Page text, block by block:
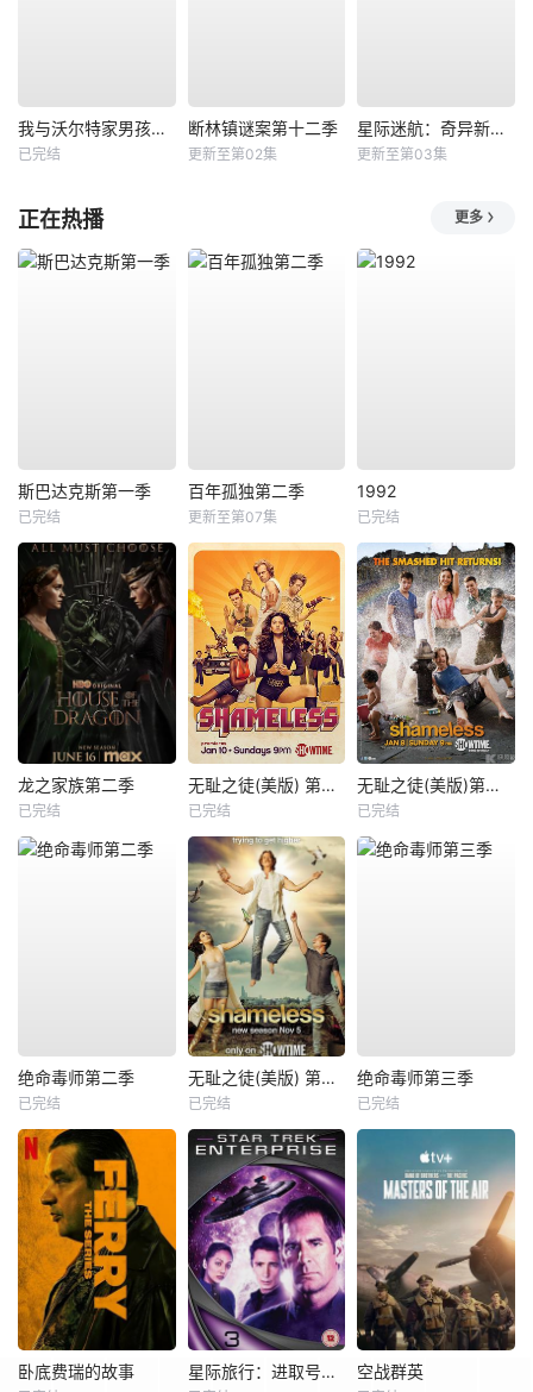
我与沃尔特家男孩的生活第三季
已完结
断林镇谜案第十二季
更新至第02集
星际迷航：奇异新世界第四季
更新至第03集
正在热播 更多
斯巴达克斯第一季
已完结
百年孤独第二季
更新至第07集
1992
已完结
龙之家族第二季
已完结
无耻之徒(美版) 第六季
已完结
无耻之徒(美版)第二季
已完结
绝命毒师第二季
已完结
无耻之徒(美版) 第八季
已完结
绝命毒师第三季
已完结
卧底费瑞的故事 星际旅行：进取号第三季 空战群英